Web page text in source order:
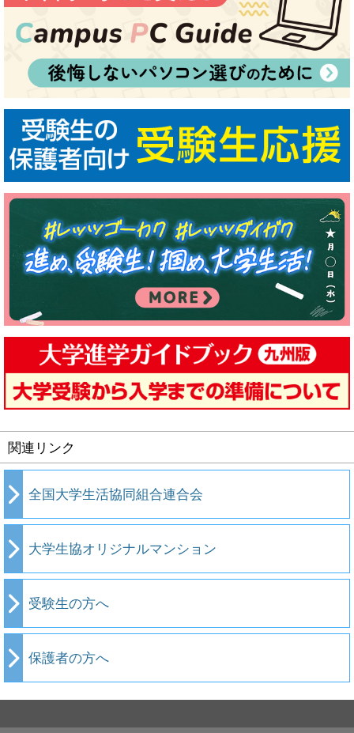
関連リンク
全国大学生活協同組合連合会
大学生協オリジナルマンション
受験生の方へ
保護者の方へ